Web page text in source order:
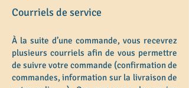
Courriels de service
À la suite d’une commande, vous recevrez
plusieurs courriels afin de vous permettre
de suivre votre commande (confirmation de
commandes, information sur la livraison de